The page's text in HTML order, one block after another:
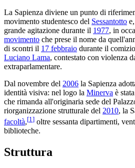
La Sapienza diviene un punto di
movimento studentesco del Sessantotto
grande agitazione durante il 1977, in
movimento che prese il nome da
di scontri il 17 febbraio durante il
Luciano Lama, contestato con violenza
extraparlamentare.
Dal novembre del 2006 la Sapienza
identità visiva: nel logo la Minerva è
che rimanda all'originaria sede del
riorganizzazione strutturale del 2010, la
facoltà,[1 ] oltre sessanta dipartimenti,
biblioteche.
Struttura